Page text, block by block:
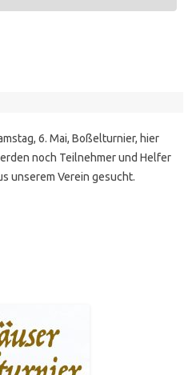
6. Mai, Boßelturnier, hier
noch Teilnehmer und Helfer
unserem Verein gesucht.